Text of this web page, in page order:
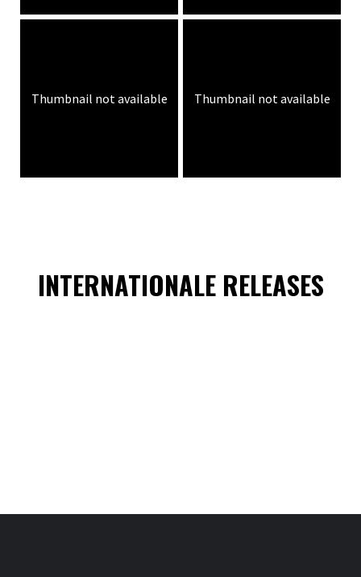
Thumbnail not available Thumbnail not available
INTERNATIONALE RELEASES